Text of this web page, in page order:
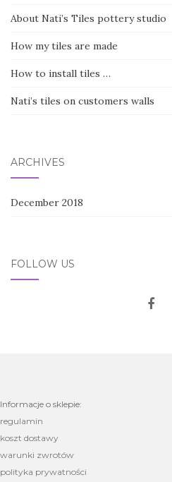
About Nati’s Tiles pottery studio
How my tiles are made
How to install tiles …
Nati’s tiles on customers walls
ARCHIVES
December 2018
FOLLOW US
Informacje o sklepie:
regulamin
koszt dostawy
warunki zwrotów
polityka prywatności